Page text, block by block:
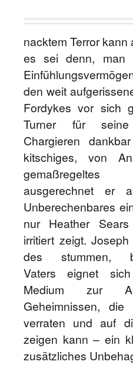
nacktem Terror
es sei denn, man
den weit
Fordykes vor sich
Turner für
Chargieren
kitschiges, von
ausgerechnet er
Unberechenbares
nur Heather
irritiert zeigt.
des stummen,
Vaters eignet
Medium zur
Geheimnissen,
verraten und auf
zeigen kann – ein
zusätzliches